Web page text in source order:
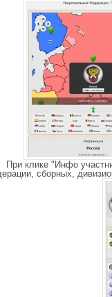
При клике "Инфо
сборных,